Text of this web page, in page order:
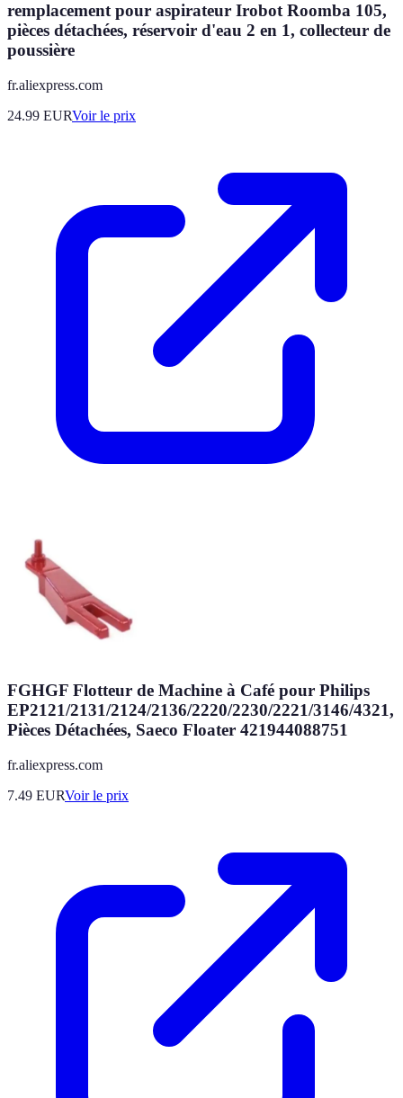
remplacement pour aspirateur Irobot Roomba 105,
pièces détachées, réservoir d'eau 2 en 1, collecteur de
poussière
fr.aliexpress.com
24.99 EURVoir le prix
FGHGF Flotteur de Machine à Café pour Philips
EP2121/2131/2124/2136/2220/2230/2221/3146/4321,
Pièces Détachées, Saeco Floater 421944088751
fr.aliexpress.com
7.49 EURVoir le prix